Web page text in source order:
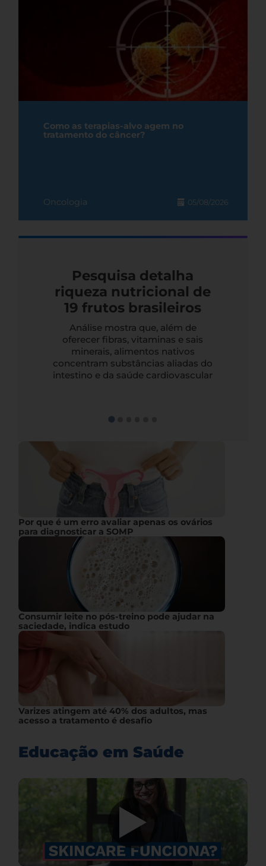
Como as terapias-alvo agem no
tratamento do câncer?
Oncologia 05/08/2026
Pesquisa detalha
riqueza nutricional de
19 frutos brasileiros
Análise mostra que, além de
oferecer fibras, vitaminas e sais
minerais, alimentos nativos
concentram substâncias aliadas do
intestino e da saúde cardiovascular
Por que é um erro avaliar apenas os ovários
para diagnosticar a SOMP
Consumir leite no pós-treino pode ajudar na
saciedade, indica estudo
Varizes atingem até 40% dos adultos, mas
acesso a tratamento é desafio
Educação em Saúde